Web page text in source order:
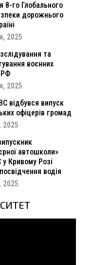
8-го Глобального
дорожнього
2025
та
воєнних
РФ
2025
відбувся випуск
офіцерів громад
2025
автошколи»
Кривому Розі
водія
2025